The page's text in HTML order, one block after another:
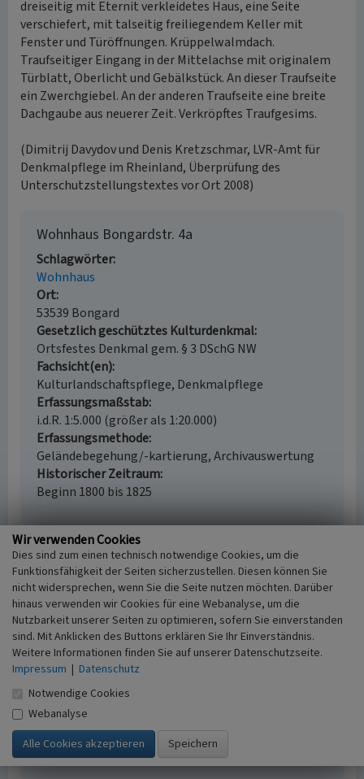
dreiseitig mit Eternit verkleidetes Haus, eine Seite
verschiefert, mit talseitig freiliegendem Keller mit
Fenster und Türöffnungen. Krüppelwalmdach.
Traufseitiger Eingang in der Mittelachse mit originalem
Türblatt, Oberlicht und Gebälkstück. An dieser Traufseite
ein Zwerchgiebel. An der anderen Traufseite eine breite
Dachgaube aus neuerer Zeit. Verkröpftes Traufgesims.
(Dimitrij Davydov und Denis Kretzschmar, LVR-Amt für
Denkmalpflege im Rheinland, Überprüfung des
Unterschutzstellungstextes vor Ort 2008)
Wohnhaus Bongardstr. 4a
Schlagwörter
Wohnhaus
Ort
53539 Bongard
Gesetzlich geschütztes Kulturdenkmal
Ortsfestes Denkmal gem. § 3 DSchG NW
Fachsicht(en)
Kulturlandschaftspflege, Denkmalpflege
Erfassungsmaßstab
i.d.R. 1:5.000 (größer als 1:20.000)
Erfassungsmethode
Geländebegehung/-kartierung, Archivauswertung
Historischer Zeitraum
Beginn 1800 bis 1825
Empfohlene Zitierweise
Urheberrechtlicher Hinweis
Der hier präsentierte Inhalt ist urheberrechtlich
geschützt. Die angezeigten Medien unterliegen
möglicherweise zusätzlichen urheberrechtlichen
Bedingungen, die an diesen ausgewiesen sind.
Empfohlene Zitierweise
„Wohnhaus Bongardstr. 4a”. In: KuLaDig,
Kultur.Landschaft.Digital. URL:
https://www.kuladig.de/Objektansicht/KLD-
248330(Abgerufen: 7. August 2026)
Wir verwenden Cookies
Dies sind zum einen technisch notwendige Cookies, um die
Funktionsfähigkeit der Seiten sicherzustellen. Diesen können Sie
nicht widersprechen, wenn Sie die Seite nutzen möchten. Darüber
hinaus verwenden wir Cookies für eine Webanalyse, um die
Nutzbarkeit unserer Seiten zu optimieren, sofern Sie einverstanden
sind. Mit Anklicken des Buttons erklären Sie Ihr Einverständnis.
Weitere Informationen finden Sie auf unserer Datenschutzseite.
Impressum | Datenschutz
Notwendige Cookies
Webanalyse